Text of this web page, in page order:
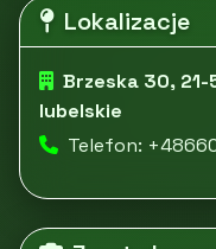
Lokalizacje
Brzeska 30,
lubelskie
Telefon: